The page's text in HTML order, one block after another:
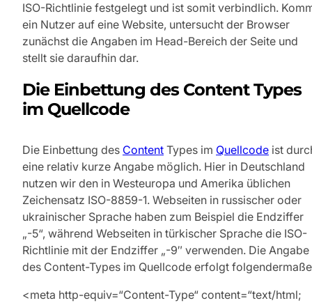
ISO-Richtlinie festgelegt und ist somit verbindlich.
ein Nutzer auf eine Website, untersucht der Browser
zunächst die Angaben im Head-Bereich der Seite und
stellt sie daraufhin dar.
Die Einbettung des Content Types
im Quellcode
Die Einbettung des Content Types im Quellcode ist
eine relativ kurze Angabe möglich. Hier in Deutschland
nutzen wir den in Westeuropa und Amerika üblichen
Zeichensatz ISO-8859-1. Webseiten in russischer oder
ukrainischer Sprache haben zum Beispiel die Endziffer
„-5“, während Webseiten in türkischer Sprache die ISO-
Richtlinie mit der Endziffer „-9″ verwenden. Die Angabe
des Content-Types im Quellcode erfolgt
<meta http-equiv=“Content-Type“ content=“text/html;